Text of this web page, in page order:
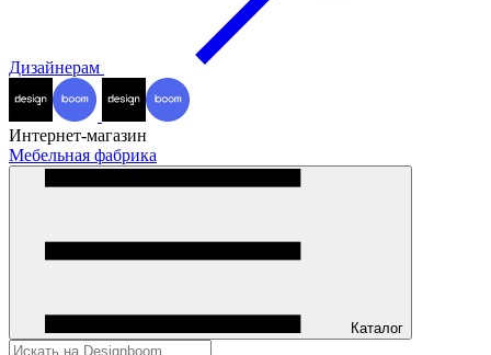
Дизайнерам
Интернет-магазин
Мебельная фабрика
Каталог